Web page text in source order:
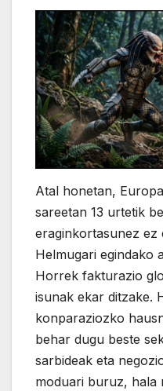
Atal honetan,
sareetan 13 urtetik
eraginkortasunez ez
Helmugari egindako
Horrek fakturazio
isunak ekar ditzake.
konparaziozko
behar dugu beste
sarbideak eta
moduari buruz, hala